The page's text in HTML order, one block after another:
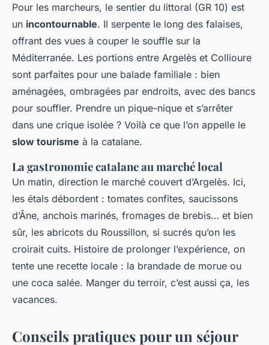
Pour les marcheurs, le sentier du littoral (GR 10) est
un incontournable. Il serpente le long des falaises,
offrant des vues à couper le souffle sur la
Méditerranée. Les portions entre Argelès et Collioure
sont parfaites pour une balade familiale : bien
aménagées, ombragées par endroits, avec des bancs
pour souffler. Prendre un pique-nique et s’arrêter
dans une crique isolée ? Voilà ce que l’on appelle le
slow tourisme à la catalane.
La gastronomie catalane au marché local
Un matin, direction le marché couvert d’Argelès. Ici,
les étals débordent : tomates confites, saucissons
d’Âne, anchois marinés, fromages de brebis… et bien
sûr, les abricots du Roussillon, si sucrés qu’on les
croirait cuits. Histoire de prolonger l’expérience, on
tente une recette locale : la brandade de morue ou
une coca salée. Manger du terroir, c’est aussi ça, les
vacances.
Conseils pratiques pour un séjour